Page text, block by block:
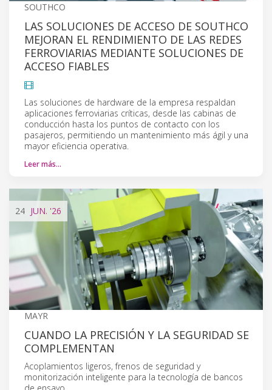
SOUTHCO
LAS SOLUCIONES DE ACCESO DE SOUTHCO
MEJORAN EL RENDIMIENTO DE LAS REDES
FERROVIARIAS MEDIANTE SOLUCIONES DE
ACCESO FIABLES
Las soluciones de hardware de la empresa respaldan
aplicaciones ferroviarias críticas, desde las cabinas de
conducción hasta los puntos de contacto con los
pasajeros, permitiendo un mantenimiento más ágil y una
mayor eficiencia operativa.
Leer más…
24 JUN. '26
MAYR
CUANDO LA PRECISIÓN Y LA SEGURIDAD SE
COMPLEMENTAN
Acoplamientos ligeros, frenos de seguridad y
monitorización inteligente para la tecnología de bancos